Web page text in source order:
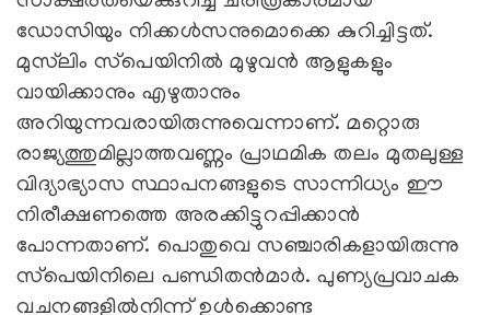
ഡോസിയും നിക്കള്‍സനുമൊക്കെ കുറിച്ചിട്ടത്.
മുസ്‌ലിം സ്‌പെയിനില്‍ മുഴുവന്‍ ആളുകളും
വായിക്കാനും എഴുതാനും
അറിയുന്നവരായിരുന്നുവെന്നാണ്. മറ്റൊരു
രാജ്യത്തുമില്ലാത്തവണ്ണം പ്രാഥമിക തലം മുതലുള്ള
വിദ്യാഭ്യാസ സ്ഥാപനങ്ങളുടെ സാന്നിധ്യം ഈ
നിരീക്ഷണത്തെ അരക്കിട്ടുറപ്പിക്കാന്‍
പോന്നതാണ്. പൊതുവെ സഞ്ചാരികളായിരുന്നു
സ്‌പെയിനിലെ പണ്ഡിതന്‍മാര്‍. പുണ്യപ്രവാചക
വചനങ്ങളില്‍നിന്ന് ഉള്‍ക്കൊണ്ട